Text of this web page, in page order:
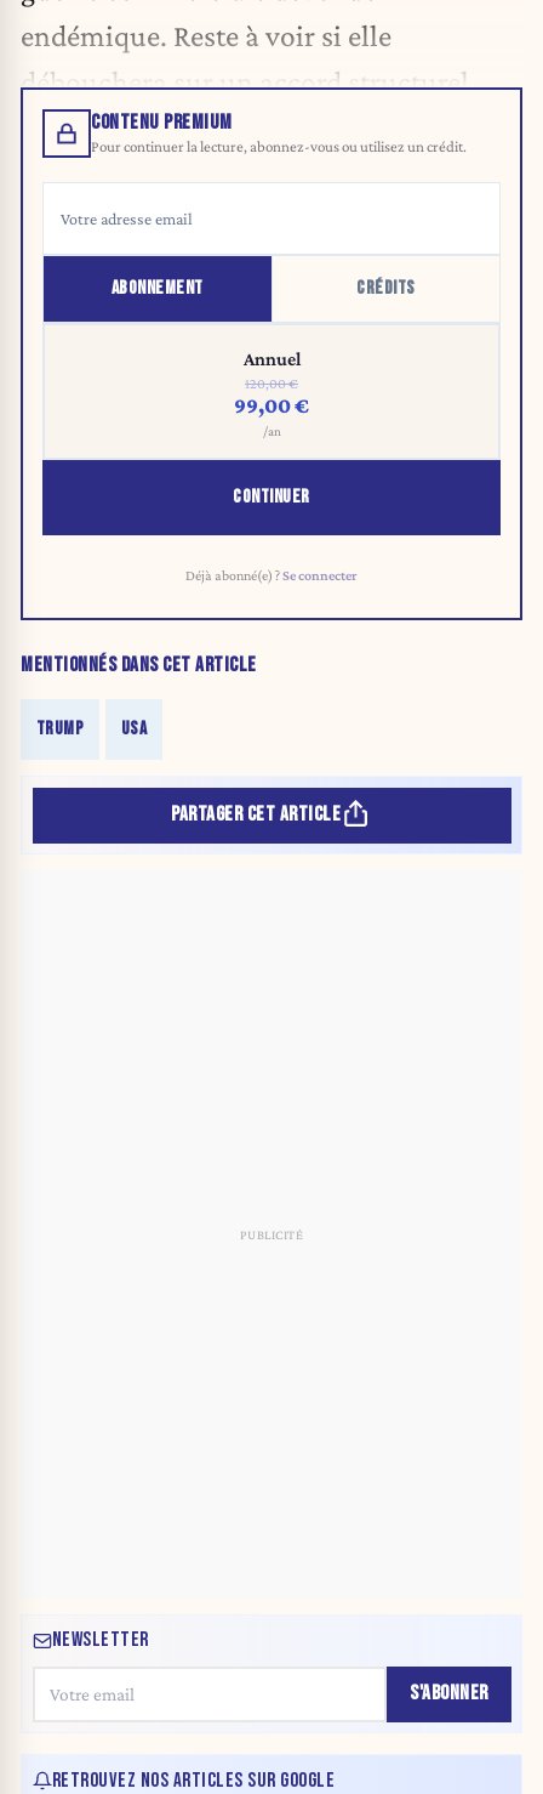
endémique. Reste à voir si elle
débouchera sur un accord structurel.
CONTENU PREMIUM
Pour continuer la lecture, abonnez-vous ou utilisez un crédit.
ABONNEMENT CRÉDITS
Annuel
120,00 €
99,00 €
/an
CONTINUER
Déjà abonné(e) ?Se connecter
MENTIONNÉS DANS CET ARTICLE
TRUMP USA
PARTAGER CET ARTICLE
NEWSLETTER
S'ABONNER
RETROUVEZ NOS ARTICLES SUR GOOGLE